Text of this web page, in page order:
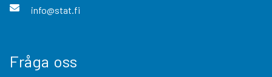
info@stat.fi
Fråga oss